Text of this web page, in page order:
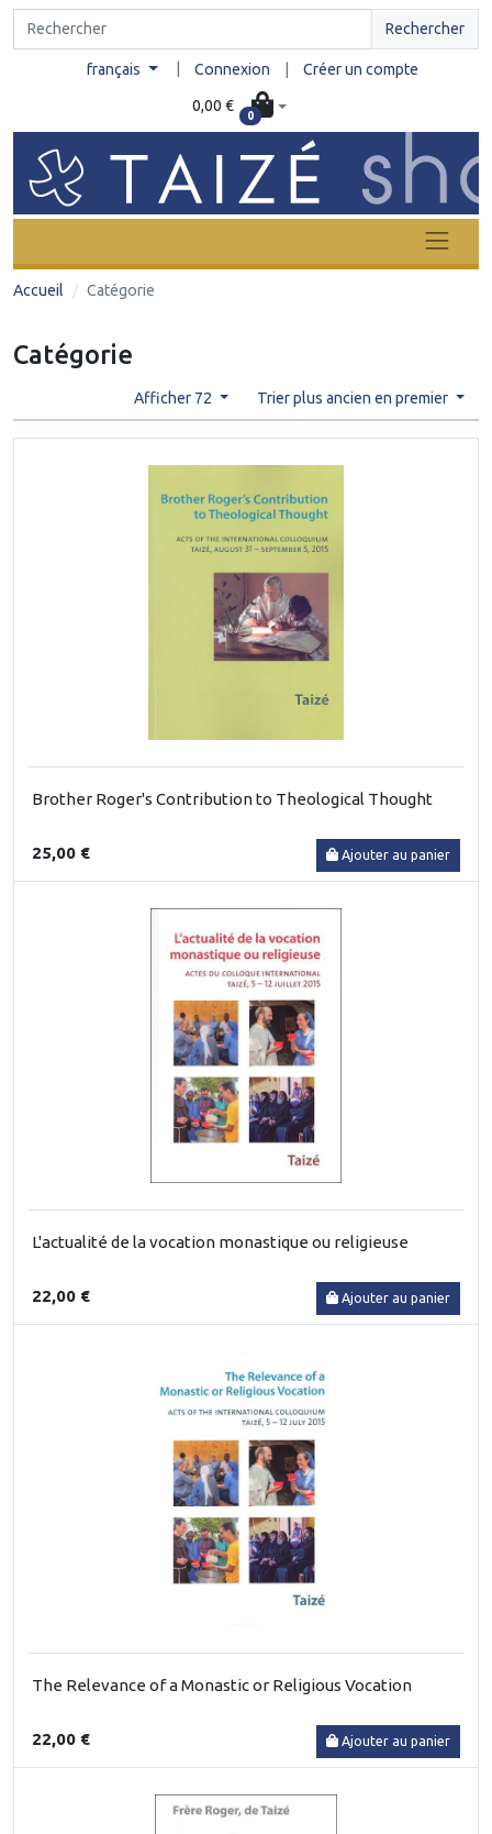
Rechercher
français Connexion Créer un compte
0,00 €
0
Accueil Catégorie
Catégorie
Afficher 72 Trier plus ancien en premier
Brother Roger's Contribution to Theological Thought
25,00 € Ajouter au panier
L'actualité de la vocation monastique ou religieuse
22,00 € Ajouter au panier
The Relevance of a Monastic or Religious Vocation
22,00 € Ajouter au panier